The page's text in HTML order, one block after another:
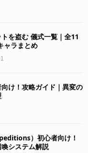
を盗む 儀式一覧｜全11
ャラまとめ
け！攻略ガイド｜異変の
）初心者向け！
システム解説